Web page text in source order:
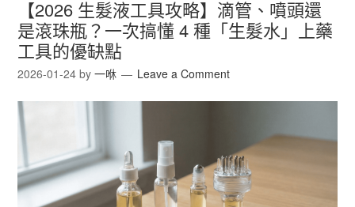
【2026 生髮液工具攻略】滴管、噴頭還
是滾珠瓶？一次搞懂 4 種「生髮水」上藥
工具的優缺點
2026-01-24 by一咻 Leave a Comment